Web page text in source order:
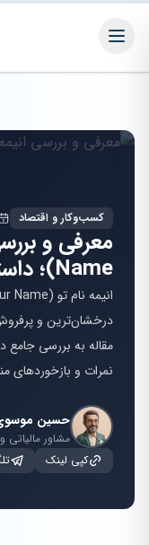
کسب‌وکار و اقتصاد
Name)؛ داستان و نمرات
درخشان‌ترین و
مقاله به بررسی جامع
نمرات و بازخوردهای
حسین
مشاور مالیاتی
کپی لینک